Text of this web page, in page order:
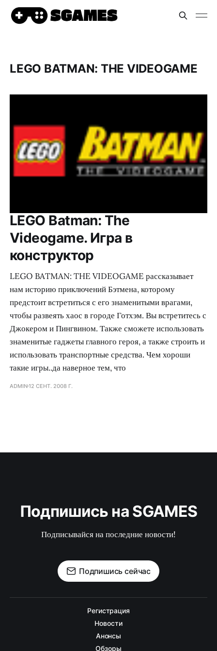
LEGO BATMAN: THE VIDEOGAME
LEGO Batman: The
Videogame. Игра в
конструктор
LEGO BATMAN: THE VIDEOGAME рассказывает
нам историю приключений Бэтмена, которому
предстоит встретиться с его знаменитыми врагами,
чтобы развеять хаос в городе Готхэм. Вы встретитесь с
Джокером и Пингвином. Также сможете использовать
знаменитые гаджеты главного героя, а также строить и
использовать транспортные средства. Чем хороши
такие игры..да наверное тем, что
ADMIN12 СЕНТ. 2008 Г.
Подпишись на SGAMES
Подписывайся на последние новости!
Подпишись сейчас
Регистрация
Новости
Анонсы
Обзоры